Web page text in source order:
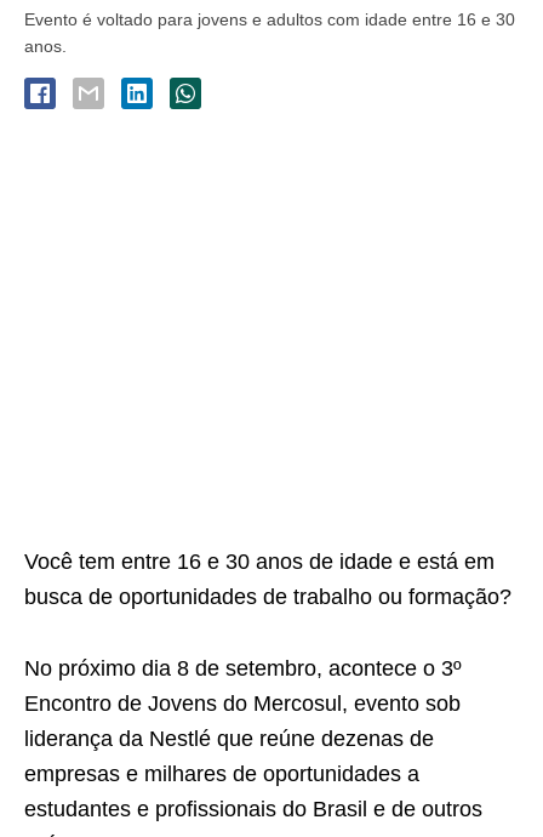
Evento é voltado para jovens e adultos com idade entre 16 e 30
anos.
Você tem entre 16 e 30 anos de idade e está em
busca de oportunidades de trabalho ou formação?
No próximo dia 8 de setembro, acontece o 3º
Encontro de Jovens do Mercosul, evento sob
liderança da Nestlé que reúne dezenas de
empresas e milhares de oportunidades a
estudantes e profissionais do Brasil e de outros